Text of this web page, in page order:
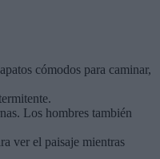
cómodos para caminar,
Los hombres también
ver el paisaje mientras